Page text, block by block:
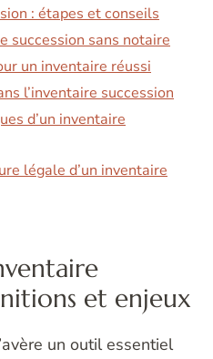
: étapes et conseils
succession sans notaire
un inventaire réussi
l’inventaire succession
d’un inventaire
légale d’un inventaire
et enjeux
un outil essentiel